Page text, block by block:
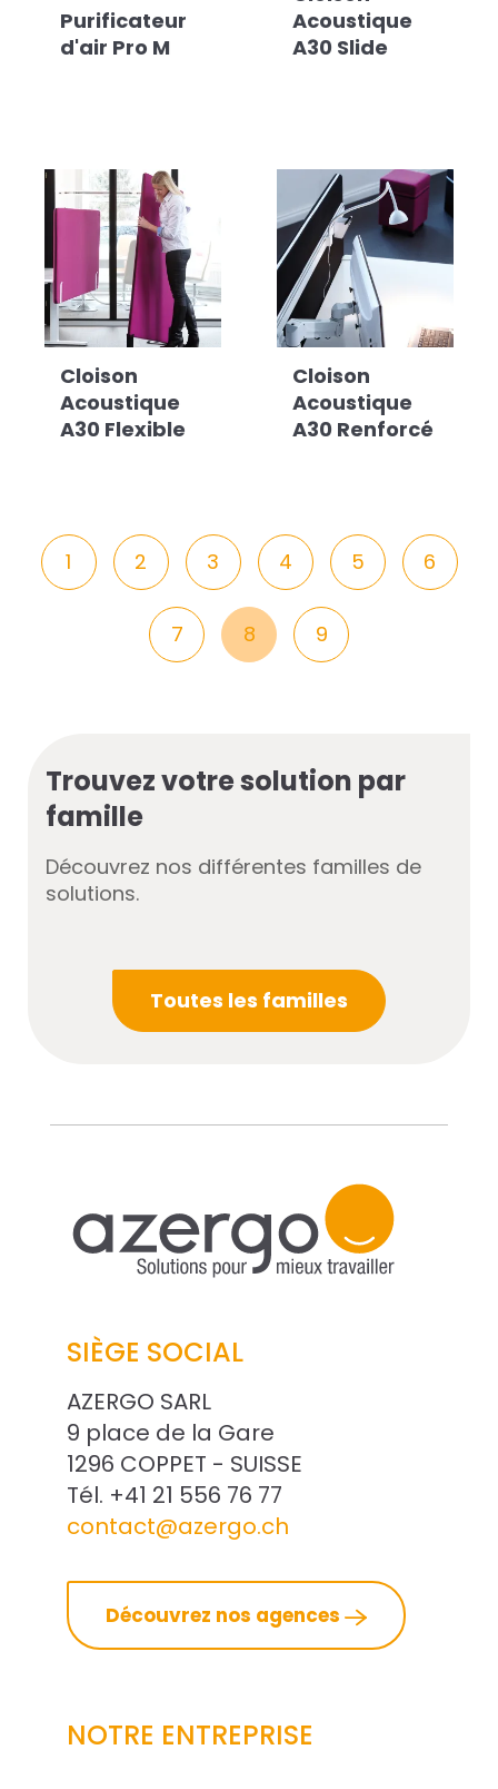
Purificateur
d'air Pro M
Acoustique
A30 Slide
Cloison
Acoustique
A30 Flexible
Cloison
Acoustique
A30 Renforcé
1 2 3 4 5 6
7 8 9
Trouvez votre solution par
famille
Découvrez nos différentes familles de
solutions.
Toutes les familles
SIÈGE SOCIAL
AZERGO SARL
9 place de la Gare
1296 COPPET - SUISSE
Tél. +41 21 556 76 77
contact@azergo.ch
Découvrez nos agences
NOTRE ENTREPRISE